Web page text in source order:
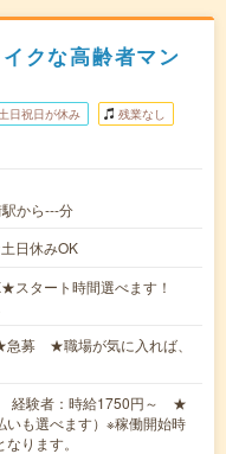
クな高齢者マン
土日祝日が休み 残業なし
から---分
日休みOK
スタート時間選べます！
募 ★職場が気に入れば、
経験者：時給1750円～ ★
いも選べます）※稼働開始時
ります。